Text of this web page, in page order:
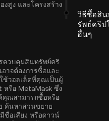
สูง และโครงสร้าง
ควบคุมสินทรัพย์คริ
าจต้องการซื้อและ
ใช้วอลเล็ตที่คุณเป็นผู้
หรือ MetaMask ซึ่ง
คุณสามารถซื้อหรือ
ค้นหาส่วนขยาย
ชื่อเสียง หรือดาวน์
วิธีซื้อสิ
รัพย์คริป
อื่นๆ